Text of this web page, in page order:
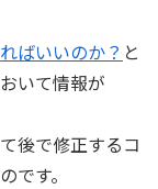
ばいいのか？ と
いて情報が
後で修正するコ
です。